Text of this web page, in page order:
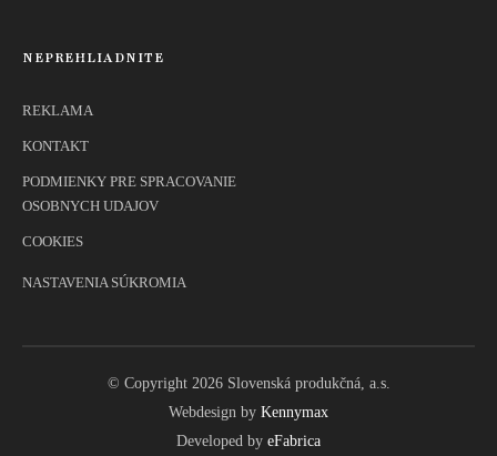
NEPREHLIADNITE
REKLAMA
KONTAKT
PODMIENKY PRE SPRACOVANIE
OSOBNYCH UDAJOV
COOKIES
NASTAVENIA SÚKROMIA
© Copyright 2026 Slovenská produkčná, a.s.
Webdesign by Kennymax
Developed by eFabrica